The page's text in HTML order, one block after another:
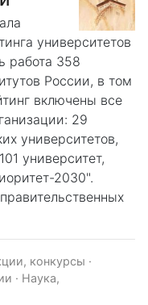
университетов
работа 358
России, в том
включены все
29
университетов,
университет,
2030".
конкурсы ·
· Наука,